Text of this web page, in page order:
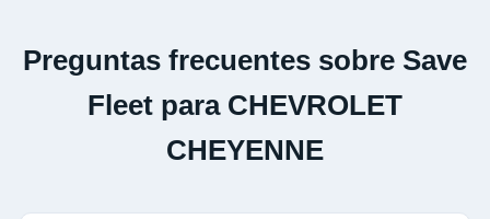
Preguntas frecuentes sobre Save
Fleet para CHEVROLET
CHEYENNE